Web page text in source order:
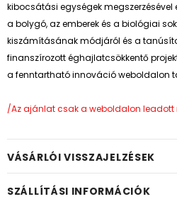
kibocsátási egységek megszerzésével
a bolygó, az emberek és a biológiai
kiszámításának módjáról és a
finanszírozott éghajlatcsökkentő
a fenntartható innovációweboldalon
/Az ajánlat csak a weboldalon leadott
VÁSÁRLÓI VISSZAJELZÉSEK
SZÁLLÍTÁSI INFORMÁCIÓK